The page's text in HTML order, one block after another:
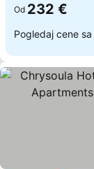
Od 232 €
Pogledaj cene sa